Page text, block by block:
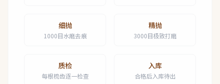
细抛
1000目水磨去痕
精抛
3000目极致打磨
质检
每根梳齿逐一检查
入库
合格后入库待出